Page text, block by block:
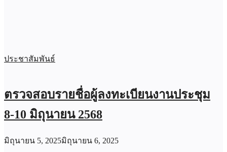
ประชาสัมพันธ์
ตรวจสอบรายชื่อผู้ลงทะเบียนงานประชุม
8-10 มิถุนายน 2568
มิถุนายน 5, 2025มิถุนายน 6, 2025